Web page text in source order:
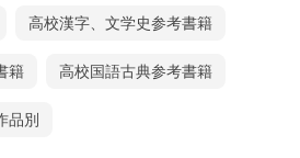
高校漢字、文学史参考書籍
籍 高校国語古典参考書籍
品別